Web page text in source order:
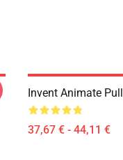
Invent Animate
37,67 € - 44,11 €